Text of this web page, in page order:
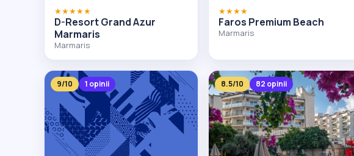
★★★★★
D-Resort Grand Azur
Marmaris
Marmaris
★★★★
Faros Premium Beach
Marmaris
9/10 1 opinii 8.5/10 82 opinii